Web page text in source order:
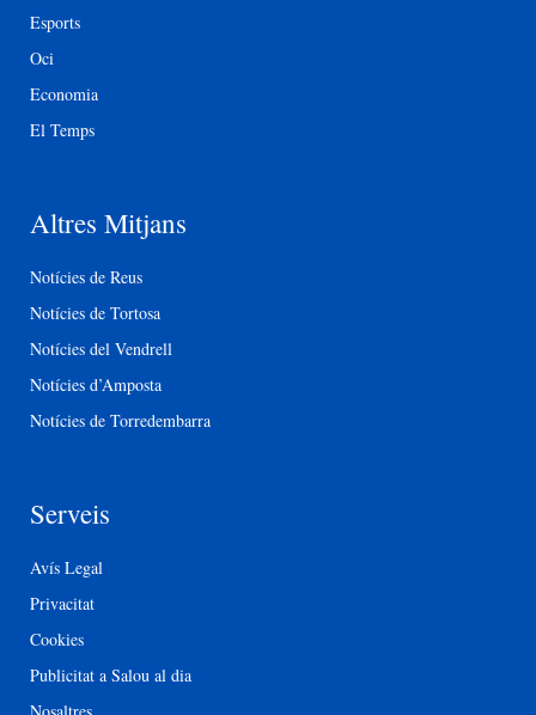
Esports
Oci
Economia
El Temps
Altres Mitjans
Notícies de Reus
Notícies de Tortosa
Notícies del Vendrell
Notícies d’Amposta
Notícies de Torredembarra
Serveis
Avís Legal
Privacitat
Cookies
Publicitat a Salou al dia